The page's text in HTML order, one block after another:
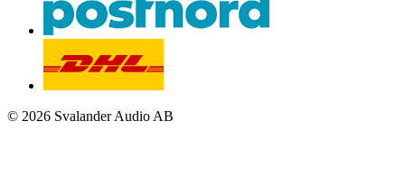
© 2026 Svalander Audio AB